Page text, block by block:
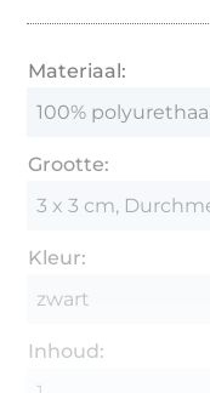
Materiaal:
100%
Grootte:
3 x 3 cm,
Kleur:
zwart
Inhoud: